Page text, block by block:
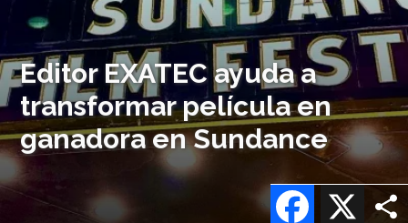
Editor EXATEC ayuda a
transformar película en
ganadora en Sundance
X
Facebook